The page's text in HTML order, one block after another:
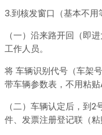
3.到核发窗口（基本不
（一）沿来路开回（即
工作人员。
将 车辆识别代号（车架
带车辆参数表，不用粘
（二）车辆认定后，到
件、发票注册登记联（